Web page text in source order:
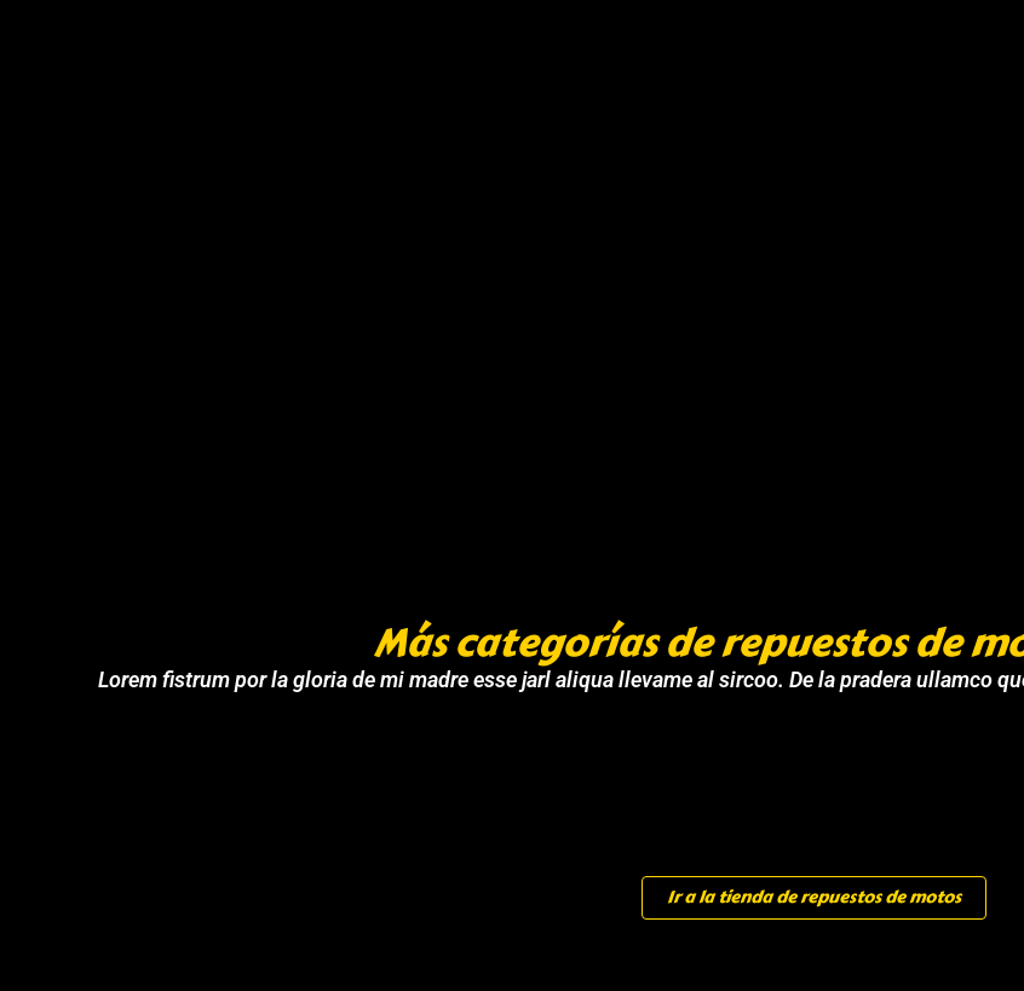
Más categorías de repuestos de
Lorem fistrum por la gloria de mi madre esse jarl aliqua llevame al sircoo. De la pradera ullamco
Ir a la tienda de repuestos de motos